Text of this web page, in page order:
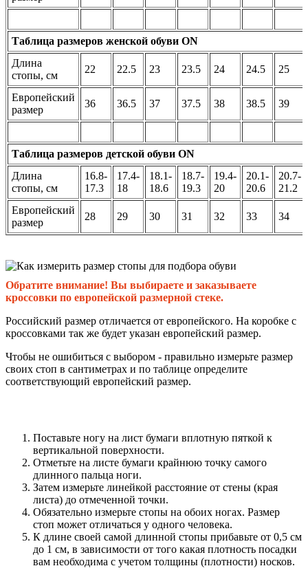
Таблица размеров женской обуви ON
Длина
стопы, см
22 22.5 23 23.5 24 24.5 25
Европейский
размер
36 36.5 37 37.5 38 38.5 39
Таблица размеров детской обуви ON
Длина
стопы, см
16.8-
17.3
17.4-
18
18.1-
18.6
18.7-
19.3
19.4-
20
20.1-
20.6
20.7-
21.2
Европейский
размер
28 29 30 31 32 33 34
Обратите внимание! Вы выбираете и заказываете
кроссовки по европейской размерной стеке.
Российский размер отличается от европейского. На коробке с
кроссовками так же будет указан европейский размер.
Чтобы не ошибиться с выбором - правильно измерьте размер
своих стоп в сантиметрах и по таблице определите
соответствующий европейский размер.
Поставьте ногу на лист бумаги вплотную пяткой к
вертикальной поверхности.
Отметьте на листе бумаги крайнюю точку самого
длинного пальца ноги.
Затем измерьте линейкой расстояние от стены (края
листа) до отмеченной точки.
Обязательно измерьте стопы на обоих ногах. Размер
стоп может отличаться у одного человека.
К длине своей самой длинной стопы прибавьте от 0,5 см
до 1 см, в зависимости от того какая плотность посадки
вам необходима с учетом толщины (плотности) носков.